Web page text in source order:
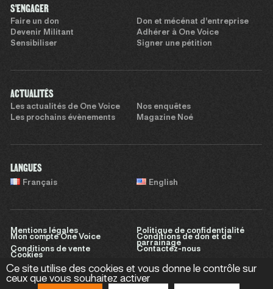
S'ENGAGER
Faire un don
Don et mécénat d’entreprise
Devenir Militant
Adhérer à One Voice
Sensibiliser
Signer une pétition
ACTUALITÉS
Les actualités de One Voice
Nos enquêtes
Les prochains évènements
Magazine Noé
LANGUES
Français English
Mentions légales
Politique de confidentialité
Mon compte One Voice
Conditions de don et de
parrainage
Conditions de vente
Contactez-nous
Cookies
Ce site utilise des cookies et vous donne le contrôle sur
ceux que vous souhaitez activer